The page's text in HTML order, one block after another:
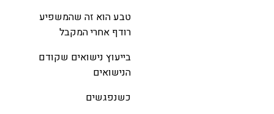
טבע הוא זה שהמשפיע
רודף אחרי המקבל
בייעוץ נישואים שקודם
הנישואים
כשנפגשים